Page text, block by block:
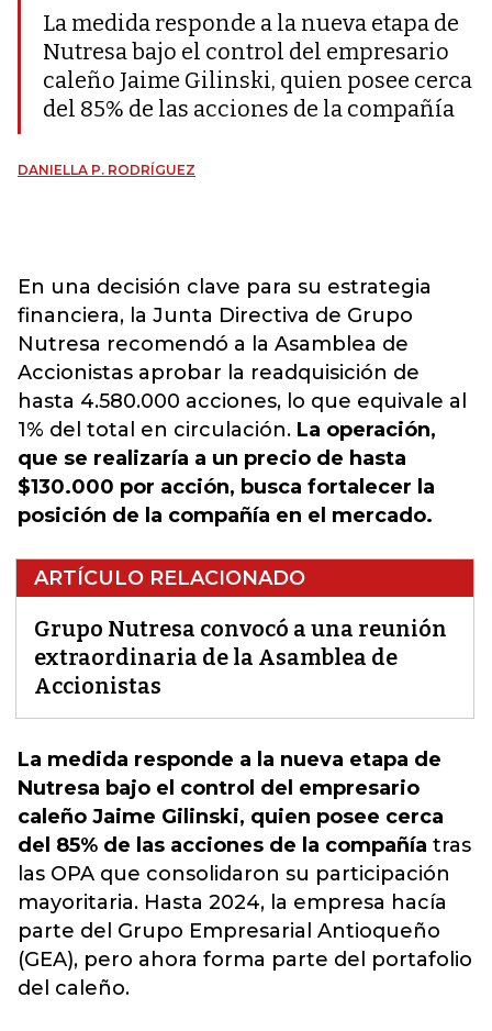
La medida responde a la nueva etapa de
Nutresa bajo el control del empresario
caleño Jaime Gilinski, quien posee cerca
del 85% de las acciones de la compañía
DANIELLA P. RODRÍGUEZ
En una decisión clave para su estrategia
financiera, la Junta Directiva de Grupo
Nutresa recomendó a la Asamblea de
Accionistas aprobar la readquisición de
hasta 4.580.000 acciones, lo que equivale al
1% del total en circulación. La operación,
que se realizaría a un precio de hasta
$130.000 por acción, busca fortalecer la
posición de la compañía en el mercado.
ARTÍCULO RELACIONADO
Grupo Nutresa convocó a una reunión
extraordinaria de la Asamblea de
Accionistas
La medida responde a la nueva etapa de
Nutresa bajo el control del empresario
caleño Jaime Gilinski, quien posee cerca
del 85% de las acciones de la compañía tras
las OPA que consolidaron su participación
mayoritaria. Hasta 2024, la empresa hacía
parte del Grupo Empresarial Antioqueño
(GEA), pero ahora forma parte del portafolio
del caleño.